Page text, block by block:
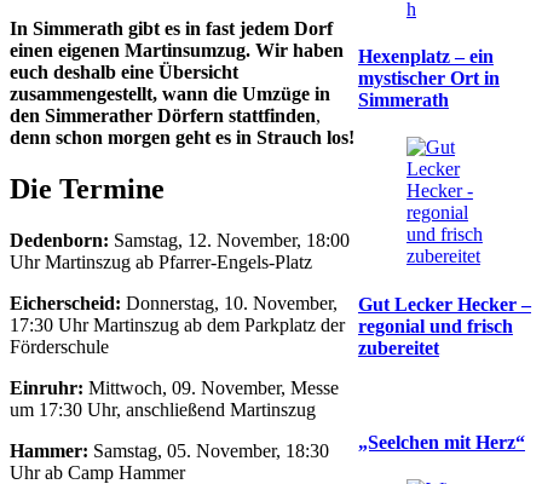
In Simmerath gibt es in fast jedem Dorf
einen eigenen Martinsumzug. Wir haben
euch deshalb eine Übersicht
zusammengestellt, wann die Umzüge in
den Simmerather Dörfern stattfinden,
denn schon morgen geht es in Strauch los!
Die Termine
Dedenborn: Samstag, 12. November, 18:00
Uhr Martinszug ab Pfarrer-Engels-Platz
Eicherscheid: Donnerstag, 10. November,
17:30 Uhr Martinszug ab dem Parkplatz der
Förderschule
Einruhr: Mittwoch, 09. November, Messe
um 17:30 Uhr, anschließend Martinszug
Hammer: Samstag, 05. November, 18:30
Uhr ab Camp Hammer
Hexenplatz – ein
mystischer Ort in
Simmerath
Gut Lecker Hecker –
regonial und frisch
zubereitet
„Seelchen mit Herz“